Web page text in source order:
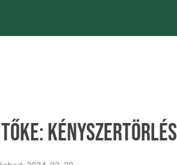
kényszertörlés